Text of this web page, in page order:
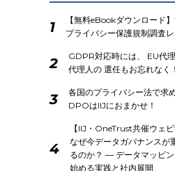
1
【無料eBookダウンロード
プライバシー保護規制調査レ
2
GDPR対応時には、 EU代
代理人の 選任もお忘れなく！
3
各国のプライバシー法で求
DPOはIIJにおまかせ！
4
【IIJ・OneTrust共催ウェビ
なぜ今データガバナンスが
るのか？ ― データマッピン
始める実践と社内展開